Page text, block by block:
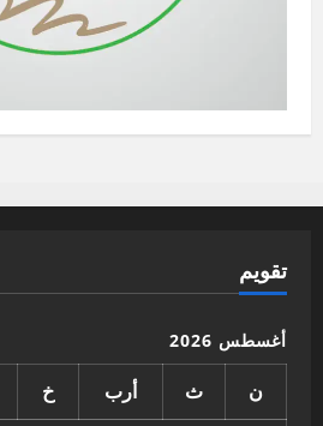
تقويم
أغسطس 2026
ن ث أرب خ